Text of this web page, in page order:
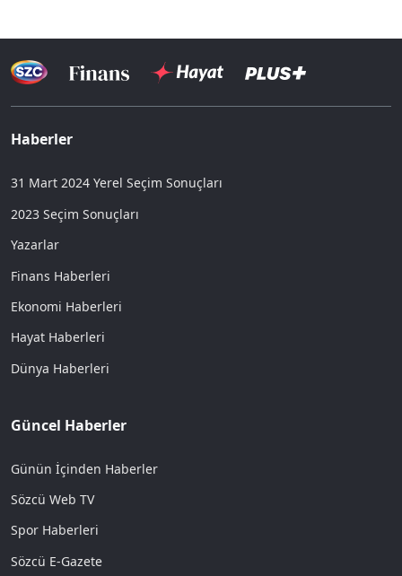
Haberler
31 Mart 2024 Yerel Seçim Sonuçları
2023 Seçim Sonuçları
Yazarlar
Finans Haberleri
Ekonomi Haberleri
Hayat Haberleri
Dünya Haberleri
Güncel Haberler
Günün İçinden Haberler
Sözcü Web TV
Spor Haberleri
Sözcü E-Gazete